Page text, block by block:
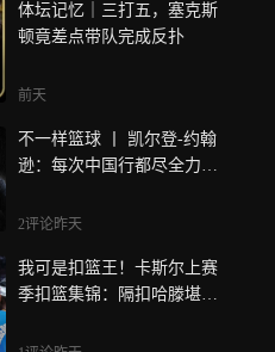
体坛记忆｜三打五，塞克斯
顿竟差点带队完成反扑
前天
不一样篮球 丨 凯尔登-约翰
逊：每次中国行都尽全力！
2评论昨天
我可是扣篮王！卡斯尔上赛
季扣篮集锦：隔扣哈滕堪称